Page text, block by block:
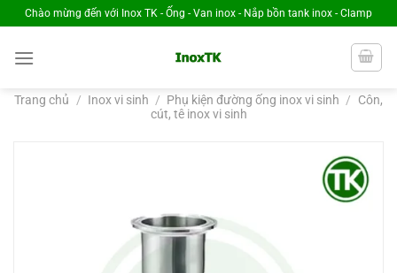
Chuyển
đến
nội
Chào mừng đến với Inox TK - Ống - Van inox - Nắp bồn tank inox - Clamp
Trang chủ / Inox vi sinh / Phụ kiện đường ống inox vi sinh /
Côn,
cút, tê inox vi sinh